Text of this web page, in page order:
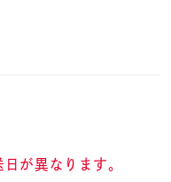
が異なります。